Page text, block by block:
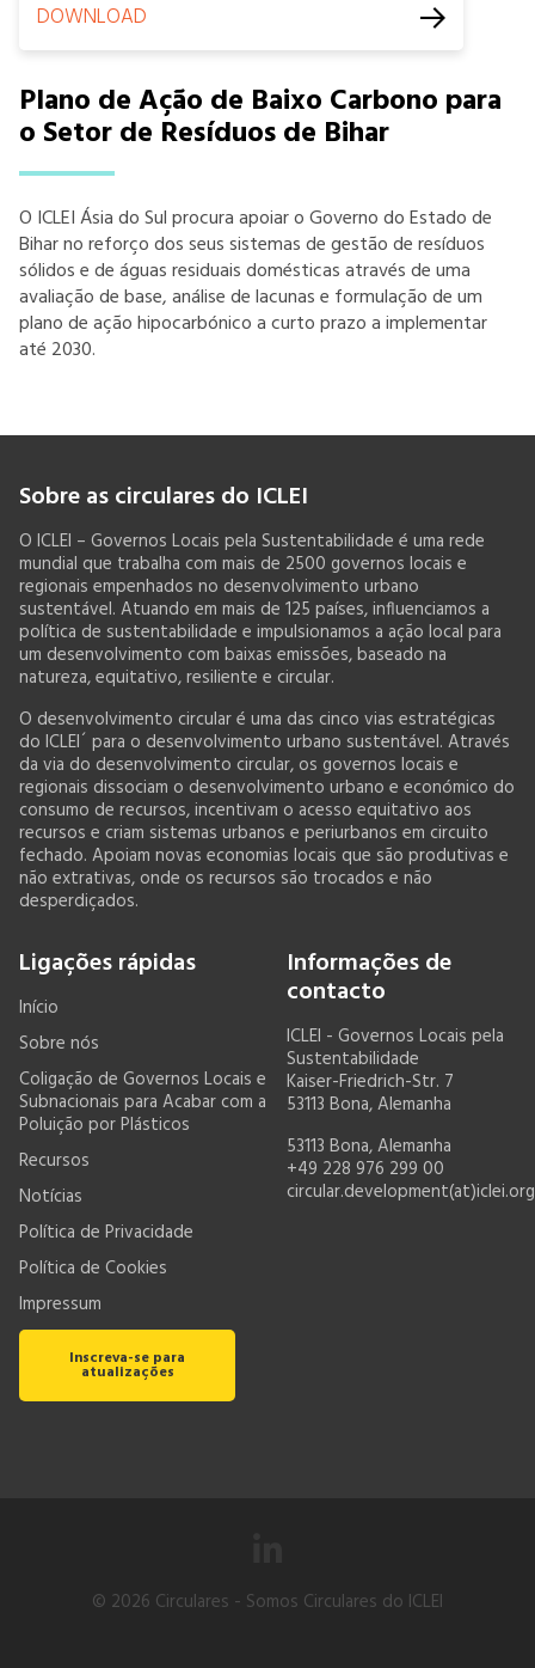
DOWNLOAD
Plano de Ação de Baixo Carbono para
o Setor de Resíduos de Bihar
O ICLEI Ásia do Sul procura apoiar o Governo do Estado de
Bihar no reforço dos seus sistemas de gestão de resíduos
sólidos e de águas residuais domésticas através de uma
avaliação de base, análise de lacunas e formulação de um
plano de ação hipocarbónico a curto prazo a implementar
até 2030.
Sobre as circulares do ICLEI
O ICLEI – Governos Locais pela Sustentabilidade é uma rede
mundial que trabalha com mais de 2500 governos locais e
regionais empenhados no desenvolvimento urbano
sustentável. Atuando em mais de 125 países, influenciamos a
política de sustentabilidade e impulsionamos a ação local para
um desenvolvimento com baixas emissões, baseado na
natureza, equitativo, resiliente e circular.
O desenvolvimento circular é uma das cinco vias estratégicas
do ICLEI´ para o desenvolvimento urbano sustentável. Através
da via do desenvolvimento circular, os governos locais e
regionais dissociam o desenvolvimento urbano e económico do
consumo de recursos, incentivam o acesso equitativo aos
recursos e criam sistemas urbanos e periurbanos em circuito
fechado. Apoiam novas economias locais que são produtivas e
não extrativas, onde os recursos são trocados e não
desperdiçados.
Ligações rápidas
Início
Sobre nós
Coligação de Governos Locais e
Subnacionais para Acabar com a
Poluição por Plásticos
Recursos
Notícias
Política de Privacidade
Política de Cookies
Impressum
Inscreva-se para
atualizações
Informações de
contacto
ICLEI - Governos Locais pela
Sustentabilidade
Kaiser-Friedrich-Str. 7
53113 Bona, Alemanha
53113 Bona, Alemanha
+49 228 976 299 00
circular.development(at)iclei.org
© 2026 Circulares - Somos Circulares do ICLEI